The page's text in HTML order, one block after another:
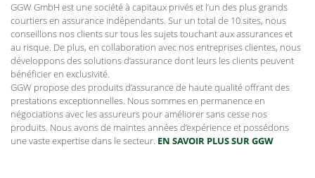
GGW GmbH est une société à capitaux privés et l’un des plus grands
courtiers en assurance indépendants. Sur un total de 10 sites, nous
conseillons nos clients sur tous les sujets touchant aux assurances et
au risque. De plus, en collaboration avec nos entreprises clientes, nous
développons des solutions d’assurance dont leurs les clients peuvent
bénéficier en exclusivité.
GGW propose des produits d’assurance de haute qualité offrant des
prestations exceptionnelles. Nous sommes en permanence en
négociations avec les assureurs pour améliorer sans cesse nos
produits. Nous avons de maintes années d’expérience et possédons
une vaste expertise dans le secteur. EN SAVOIR PLUS SUR GGW